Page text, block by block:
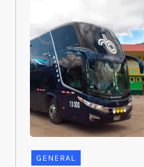
GENERAL